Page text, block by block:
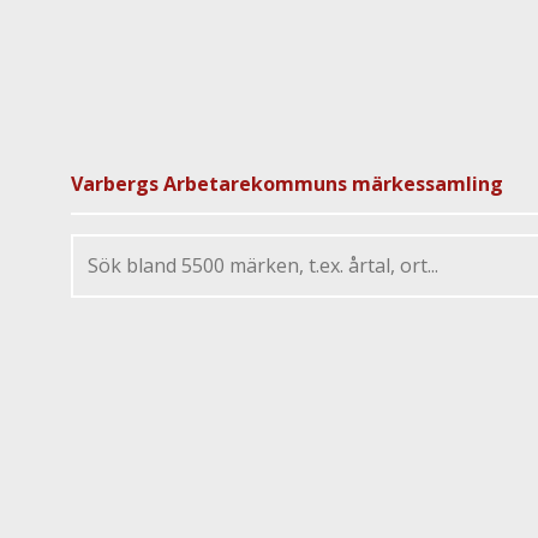
Varbergs Arbetarekommuns märkessamling